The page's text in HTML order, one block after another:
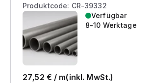
Produktcode: CR-39332
Verfügbar
8-10 Werktage
27,52 € / m(inkl. MwSt.)